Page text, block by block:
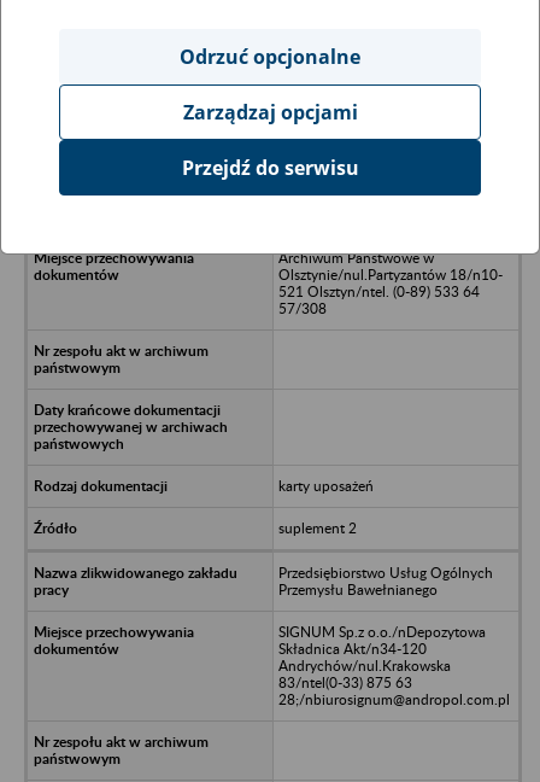
Ukryj wszystkie pozycje bazy
Prezydium Gromadzkiej Rady
Archiwum Państwowe w
Olsztynie/nul.Partyzantów 18/n10-
521 Olsztyn/ntel. (0-89) 533 64
57/308
karty uposażeń
suplement 2
Przedsiębiorstwo Usług Ogólnych
Przemysłu Bawełnianego
SIGNUM Sp.z o.o./nDepozytowa
Składnica Akt/n34-120
Andrychów/nul.Krakowska
83/ntel(0-33) 875 63
28;/nbiurosignum@andropol.com.pl
Odrzuć opcjonalne
Zarządzaj opcjami
Przejdź do serwisu